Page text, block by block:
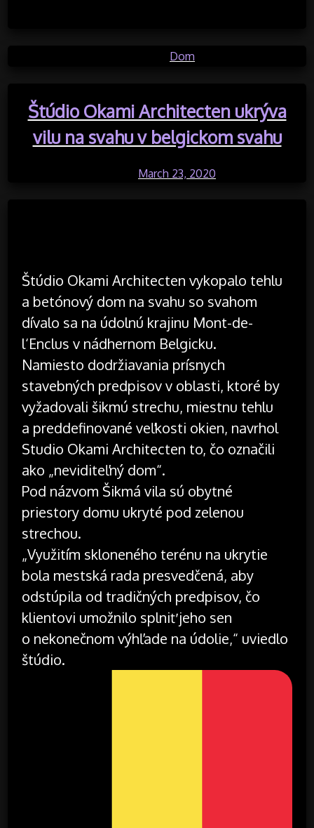
Dom
Štúdio Okami Architecten ukrýva
vilu na svahu v belgickom svahu
March 23, 2020
Štúdio Okami Architecten vykopalo tehlu
a betónový dom na svahu so svahom
dívalo sa na údolnú krajinu Mont-de-
l‘Enclus v nádhernom Belgicku.
Namiesto dodržiavania prísnych
stavebných predpisov v oblasti, ktoré by
vyžadovali šikmú strechu, miestnu tehlu
a preddefinované veľkosti okien, navrhol
Studio Okami Architecten to, čo označili
ako „neviditeľný dom“.
Pod názvom Šikmá vila sú obytné
priestory domu ukryté pod zelenou
strechou.
„Využitím skloneného terénu na ukrytie
bola mestská rada presvedčená, aby
odstúpila od tradičných predpisov, čo
klientovi umožnilo splniť jeho sen
o nekonečnom výhľade na údolie,“ uviedlo
štúdio.